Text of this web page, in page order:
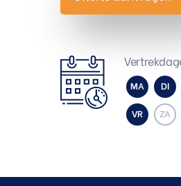
MA DI
VR ZA